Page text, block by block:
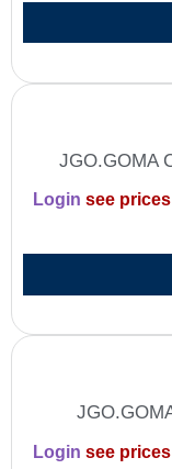
JGO.GOMA
Login see prices
Login see prices